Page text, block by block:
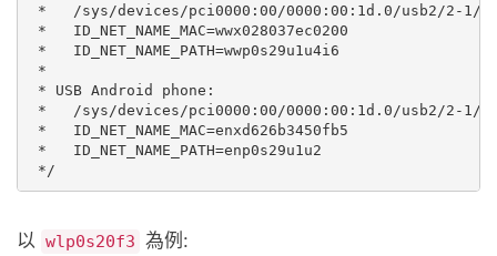
*   /sys/devices/pci0000:00/0000:00:1d.0/usb2/2-1/
*   ID_NET_NAME_MAC=wwx028037ec0200
*   ID_NET_NAME_PATH=wwp0s29u1u4i6
*
* USB Android phone:
*   /sys/devices/pci0000:00/0000:00:1d.0/usb2/2-1/
*   ID_NET_NAME_MAC=enxd626b3450fb5
*   ID_NET_NAME_PATH=enp0s29u1u2
以 wlp0s20f3 為例: